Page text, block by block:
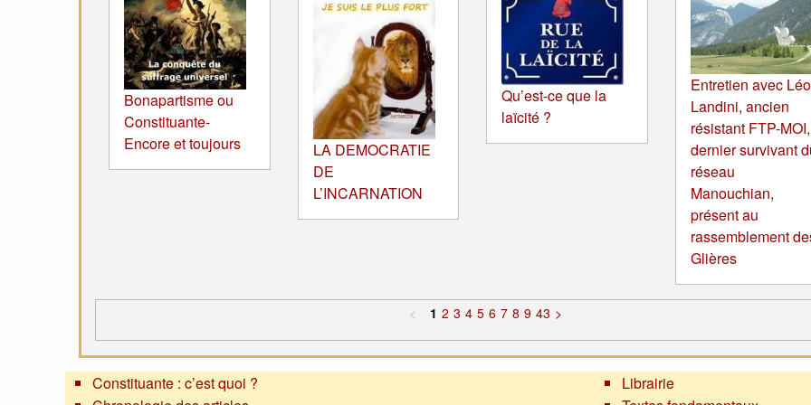
Bonapartisme ou
Constituante-
Encore et toujours
LA DEMOCRATIE
DE
L’INCARNATION
Qu’est-ce que la
laïcité ?
Entretien avec
Landini, ancien
résistant FTP-MOI,
dernier survivant
réseau
Manouchian,
présent au
rassemblement
Glières
< 1 2 3 4 5 6 7 8 9 43 >
Constituante : c’est quoi ?
Librairie